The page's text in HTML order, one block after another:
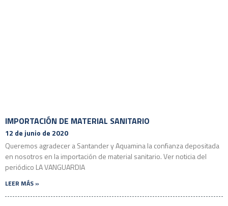
IMPORTACIÓN DE MATERIAL SANITARIO
12 de junio de 2020
Queremos agradecer a Santander y Aquamina la confianza depositada
en nosotros en la importación de material sanitario. Ver noticia del
periódico LA VANGUARDIA
LEER MÁS »